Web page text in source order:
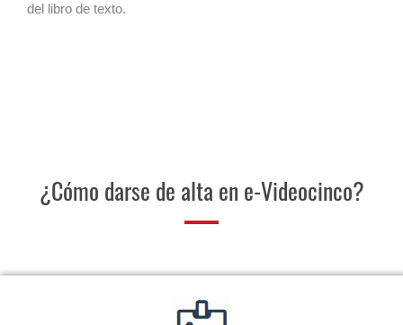
del libro de texto.
¿Cómo darse de alta en e-Videocinco?